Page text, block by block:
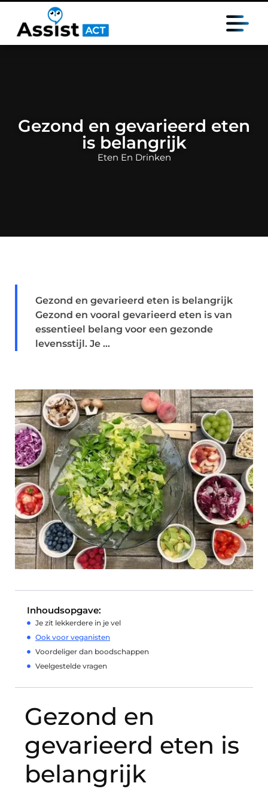
Gezond en gevarieerd eten
is belangrijk
Eten En Drinken
Gezond en gevarieerd eten is belangrijk
Gezond en vooral gevarieerd eten is van
essentieel belang voor een gezonde
levensstijl. Je ...
Inhoudsopgave:
Je zit lekkerdere in je vel
Ook voor veganisten
Voordeliger dan boodschappen
Veelgestelde vragen
Gezond en
gevarieerd eten is
belangrijk